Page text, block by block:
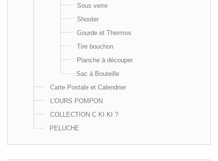
Sous verre
Shooter
Gourde et Thermos
Tire bouchon
Planche à découper
Sac à Bouteille
Carte Postale et Calendrier
L'OURS POMPON
COLLECTION C KI KI ?
PELUCHE